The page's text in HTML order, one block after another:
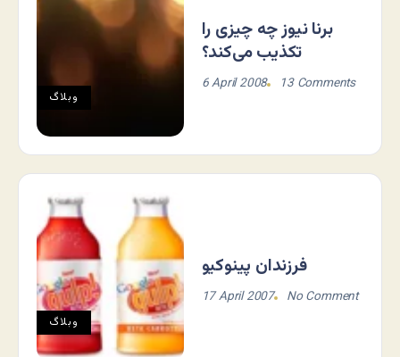
وبلاگ
برنا نیوز چه چیزی را
تکذیب می‌کند؟
6 April 2008 13 Comments
وبلاگ
فرزندان پینوکیو
17 April 2007 No Comment